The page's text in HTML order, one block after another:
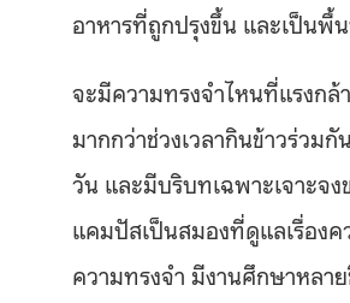
อาหารที่ถูกปรุงขึ้น และเป็นพื้
จะมีความทรงจำไหนที่แรงก
มากกว่าช่วงเวลากินข้าวร่วม
วัน และมีบริบทเฉพาะเจาะจ
แคมปัสเป็นสมองที่ดูแลเรื่อง
ความทรงจำ มีงานศึกษาหลา